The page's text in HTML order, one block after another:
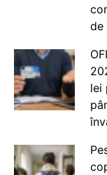
de
lei